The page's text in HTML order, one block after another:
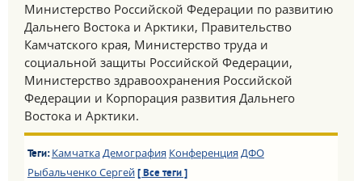
Министерство Российской Федерации по развитию
Дальнего Востока и Арктики, Правительство
Камчатского края, Министерство труда и
социальной защиты Российской Федерации,
Министерство здравоохранения Российской
Федерации и Корпорация развития Дальнего
Востока и Арктики.
Теги: КамчаткаДемография Конференция ДФО
Рыбальченко Сергей [ Все теги ]